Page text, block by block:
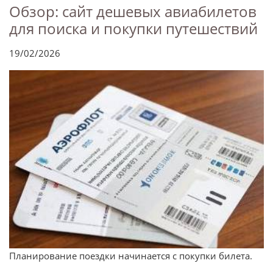
Обзор: сайт дешевых авиабилетов
для поиска и покупки путешествий
19/02/2026
Планирование поездки начинается с покупки билета.